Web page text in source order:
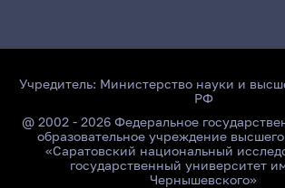
Учредитель: Министерство науки и
РФ
@ 2002 - 2026 Федеральное
образовательное учреждение
«Саратовский национальный
государственный университет
Чернышевского»